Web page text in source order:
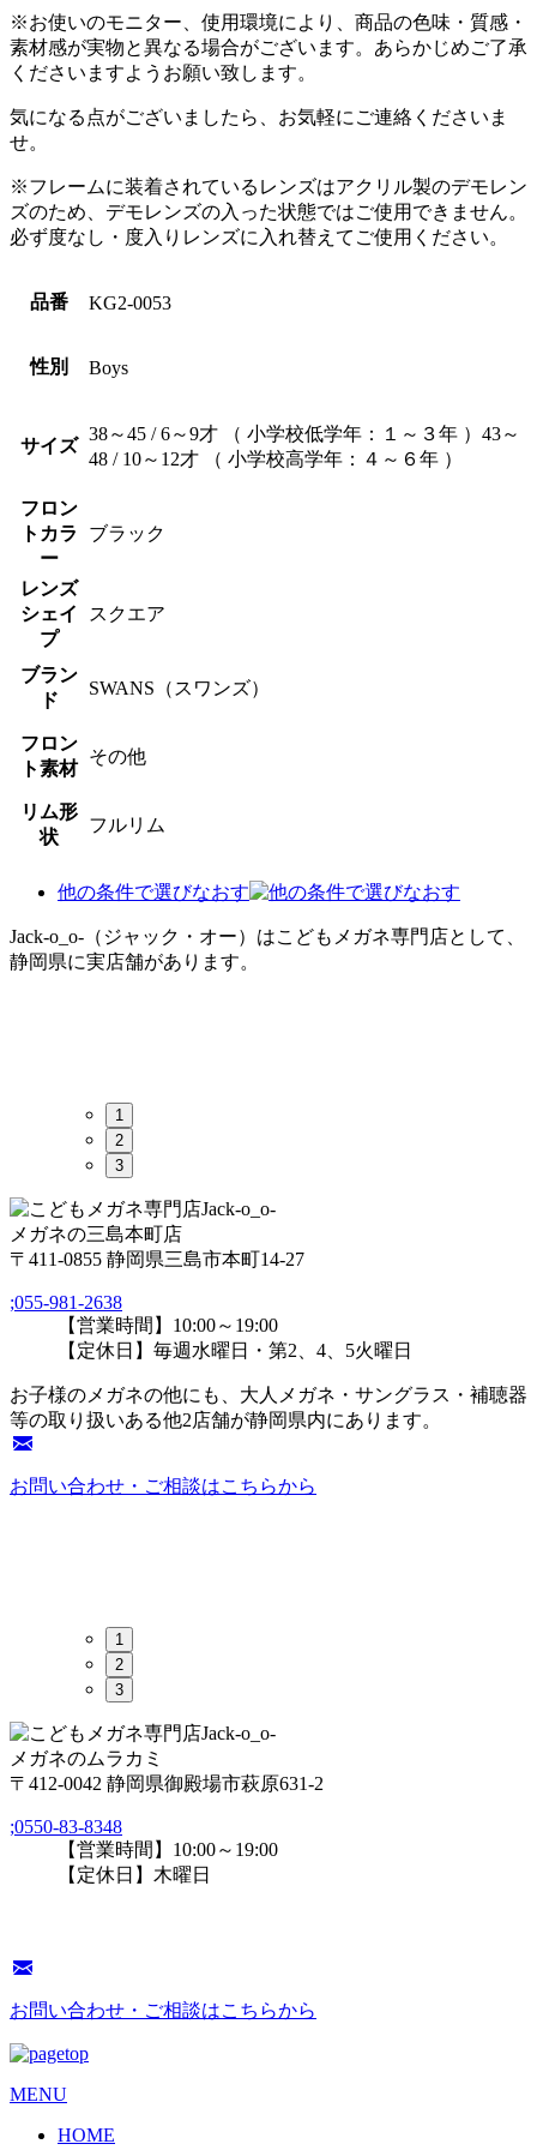
※お使いのモニター、使用環境により、商品の色味・質感・
素材感が実物と異なる場合がございます。あらかじめご了承
くださいますようお願い致します。
気になる点がございましたら、お気軽にご連絡くださいま
せ。
※フレームに装着されているレンズはアクリル製のデモレン
ズのため、デモレンズの入った状態ではご使用できません。
必ず度なし・度入りレンズに入れ替えてご使用ください。
品番 KG2-0053
性別 Boys
サイズ
38～45 / 6～9才 （ 小学校低学年：１～３年 ）43～
48 / 10～12才 （ 小学校高学年：４～６年 ）
フロン
トカラ
ー
ブラック
レンズ
シェイ
プ
スクエア
ブラン
ド
SWANS（スワンズ）
フロン
ト素材
その他
リム形
状
フルリム
他の条件で選びなおす
Jack-o_o-（ジャック・オー）はこどもメガネ専門店として、
静岡県に実店舗があります。
1
2
3
メガネの三島本町店
〒411-0855 静岡県三島市本町14-27
;055-981-2638
【営業時間】10:00～19:00
【定休日】毎週水曜日・第2、4、5火曜日
お子様のメガネの他にも、大人メガネ・サングラス・補聴器
等の取り扱いある他2店舗が静岡県内にあります。
お問い合わせ・ご相談はこちらから
1
2
3
メガネのムラカミ
〒412-0042 静岡県御殿場市萩原631-2
;0550-83-8348
【営業時間】10:00～19:00
【定休日】木曜日
お問い合わせ・ご相談はこちらから
MENU
HOME